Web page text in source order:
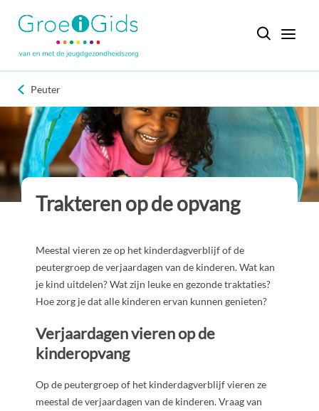
Peuter
Trakteren op de opvang
Meestal vieren ze op het kinderdagverblijf of de
peutergroep de verjaardagen van de kinderen. Wat kan
je kind uitdelen? Wat zijn leuke en gezonde traktaties?
Hoe zorg je dat alle kinderen ervan kunnen genieten?
Verjaardagen vieren op de
kinderopvang
Op de peutergroep of het kinderdagverblijf vieren ze
meestal de verjaardagen van de kinderen. Vraag van